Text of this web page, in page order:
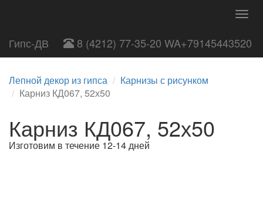
Гипс-ДВ 8 (4212) 77-35-20 WA+79145443520
Лепной декор из гипса
Карнизы с рисунком
Карниз КД067, 52х50
Карниз КД067, 52х50
Изготовим в течение 12-14 дней